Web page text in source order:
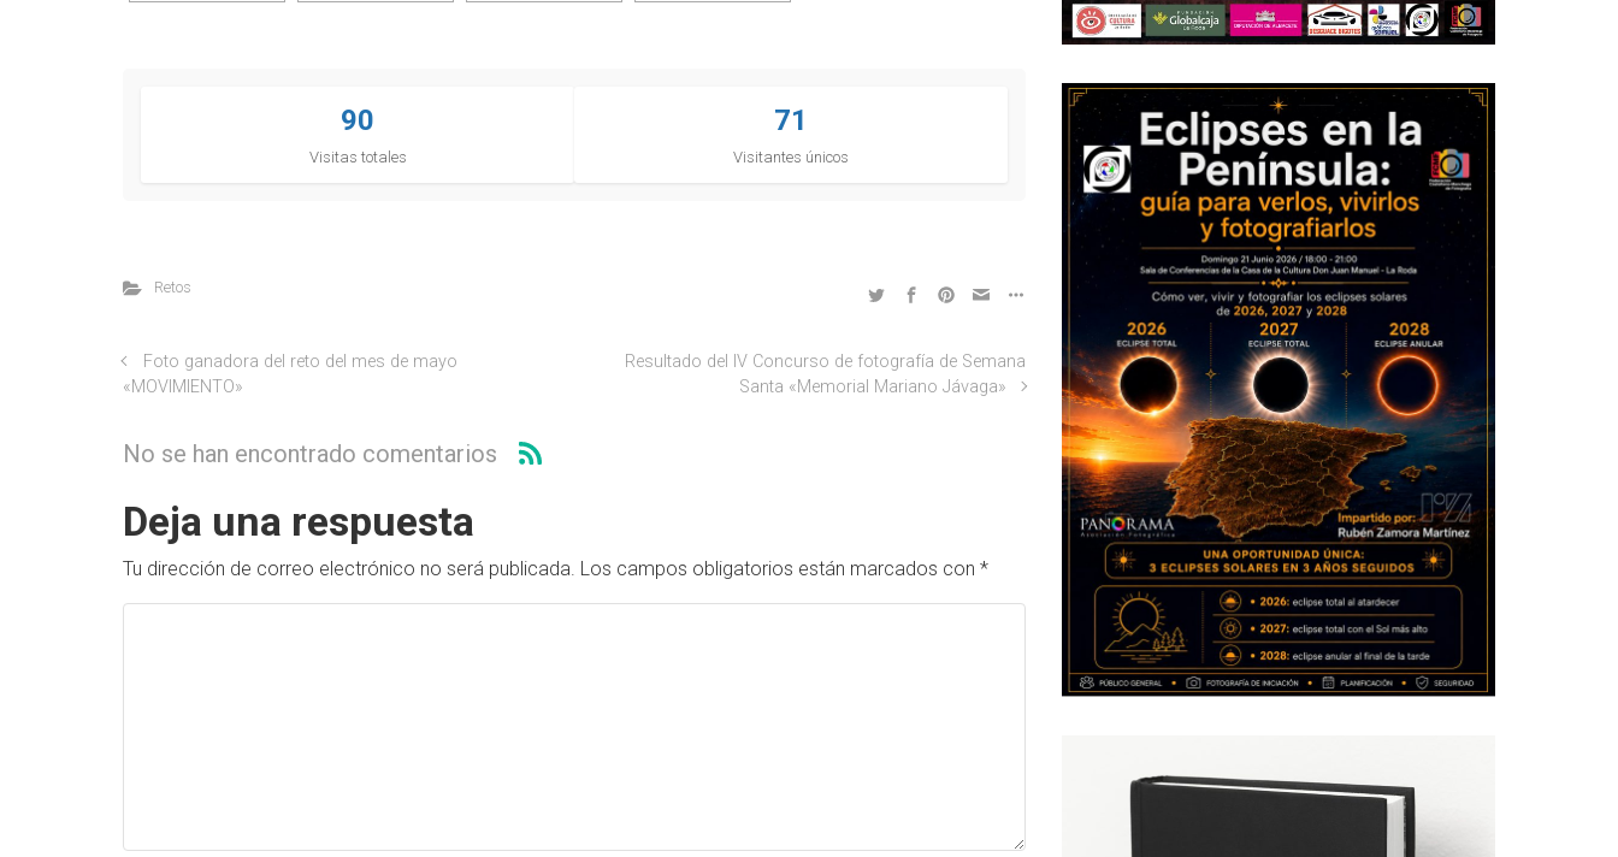
90
Visitas totales
71
Visitantes únicos
Retos
Foto ganadora del reto del mes de mayo
«MOVIMIENTO»
Resultado del IV Concurso de fotografía de Semana
Santa «Memorial Mariano Jávaga»
No se han encontrado comentarios
Deja una respuesta
Tu dirección de correo electrónico no será publicada. Los campos obligatorios están marcados con *